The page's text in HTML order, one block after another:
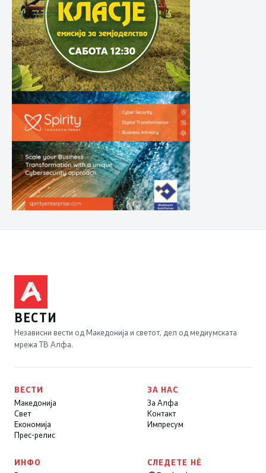
ВЕСТИ
Независни вести од Македонија и светот, дел од медиумската
мрежа ТВ Алфа.
ВЕСТИ
Македонија
Свет
Економија
Прес-релис
ЗА НАС
За Алфа
Контакт
Импресум
ИНФО
СЛЕДЕТЕ НÉ